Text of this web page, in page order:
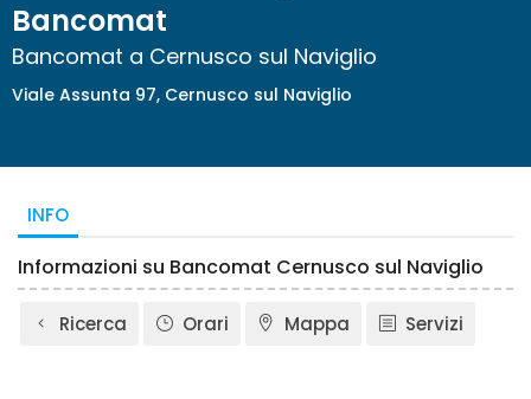
Bancomat
Bancomat a Cernusco sul Naviglio
Viale Assunta 97, Cernusco sul Naviglio
INFO
Informazioni su Bancomat Cernusco sul Naviglio
Ricerca Orari Mappa Servizi